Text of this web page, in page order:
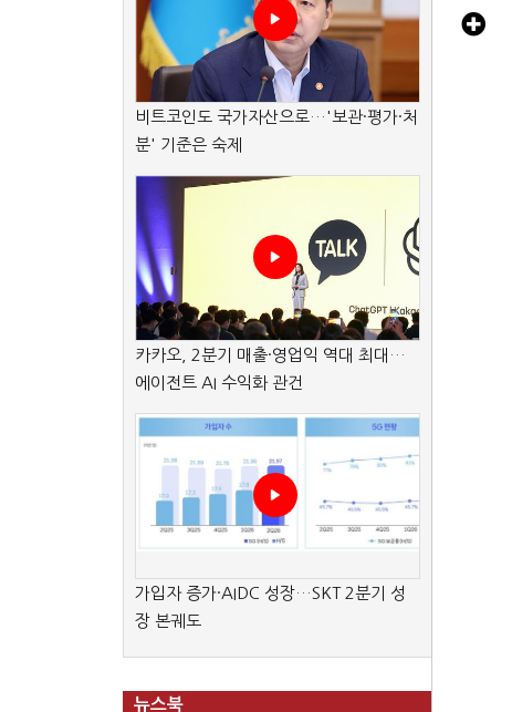
비트코인도 국가자산으로…'보관·평가·처
분' 기준은 숙제
카카오, 2분기 매출·영업익 역대 최대…
에이전트 AI 수익화 관건
가입자 증가·AIDC 성장…SKT 2분기 성
장 본궤도
뉴스북